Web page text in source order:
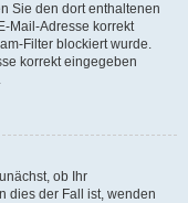
Sie den dort enthaltenen
Mail-Adresse korrekt
Filter blockiert wurde.
korrekt eingegeben
ob Ihr
dies der Fall ist, wenden